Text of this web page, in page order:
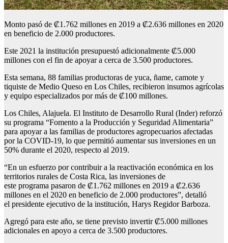
Monto pasó de ₡1.762 millones en 2019 a ₡2.636 millones en 2020
en beneficio de 2.000 productores.
Este 2021 la institución presupuestó adicionalmente ₡5.000
millones con el fin de apoyar a cerca de 3.500 productores.
Esta semana, 88 familias productoras de yuca, ñame, camote y
tiquiste de Medio Queso en Los Chiles, recibieron insumos agrícolas
y equipo especializados por más de ₡100 millones.
Los Chiles, Alajuela. El Instituto de Desarrollo Rural (Inder) reforzó
su programa “Fomento a la Producción y Seguridad Alimentaria”
para apoyar a las familias de productores agropecuarios afectadas
por la COVID-19, lo que permitió aumentar sus inversiones en un
50% durante el 2020, respecto al 2019.
“En un esfuerzo por contribuir a la reactivación económica en los
territorios rurales de Costa Rica, las inversiones de
este programa pasaron de ₡1.762 millones en 2019 a ₡2.636
millones en el 2020 en beneficio de 2.000 productores”, detalló
el presidente ejecutivo de la institución, Harys Regidor Barboza.
Agregó para este año, se tiene previsto invertir ₡5.000 millones
adicionales en apoyo a cerca de 3.500 productores.